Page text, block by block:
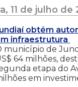
11 de julho de
obtém
infraestrutura
município de
64 milhões,
etapa do
em